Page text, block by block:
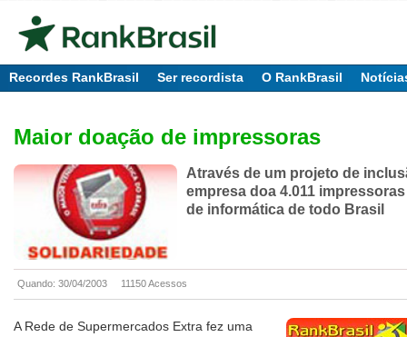
Recordes RankBrasil Ser recordista O RankBrasil
Maior doação de impressoras
Através de um projeto de
empresa doa 4.011
de informática de todo Brasil
Quando: 30/04/2003 11150 Acessos
A Rede de Supermercados Extra fez uma